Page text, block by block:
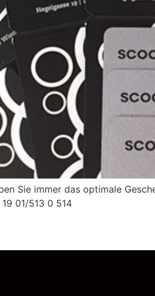
Sie immer das optimale
01/513 0 514